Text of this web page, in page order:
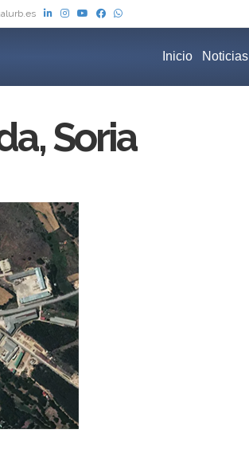
Inicio Noticias
Soria